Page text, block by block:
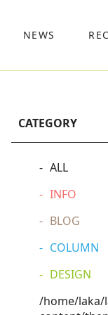
NEWS
CATEGORY
ALL
INFO
BLOG
COLUMN
DESIGN
/home/laka/